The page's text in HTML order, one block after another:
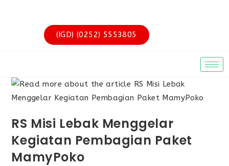
(IGD) (0252) 5553805
RS Misi Lebak Menggelar
Kegiatan Pembagian Paket
MamyPoko